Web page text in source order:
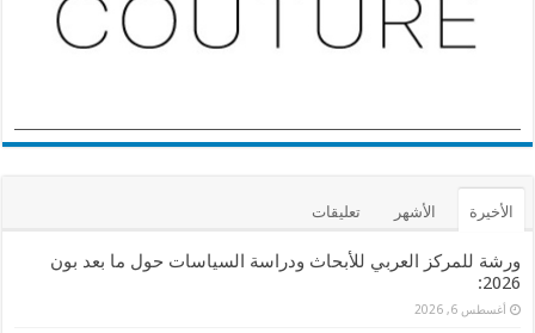
الأخيرة الأشهر تعليقات
ورشة للمركز العربي للأبحاث ودراسة السياسات حول ما بعد بون
2026:
أغسطس 6, 2026